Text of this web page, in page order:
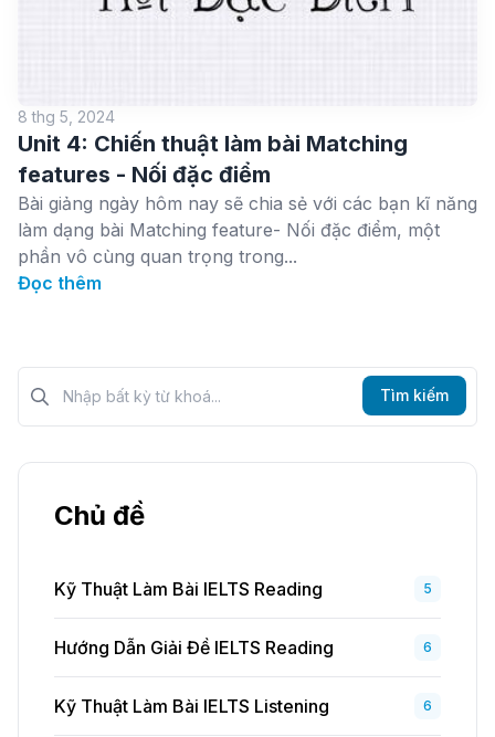
8 thg 5, 2024
Unit 4: Chiến thuật làm bài Matching
features - Nối đặc điểm
Bài giảng ngày hôm nay sẽ chia sẻ với các bạn kĩ năng
làm dạng bài Matching feature- Nối đặc điểm, một
phần vô cùng quan trọng trong...
Đọc thêm
Tìm kiếm?>
Tìm kiếm
Chủ đề
Kỹ Thuật Làm Bài IELTS Reading 5
Hướng Dẫn Giải Đề IELTS Reading 6
Kỹ Thuật Làm Bài IELTS Listening 6